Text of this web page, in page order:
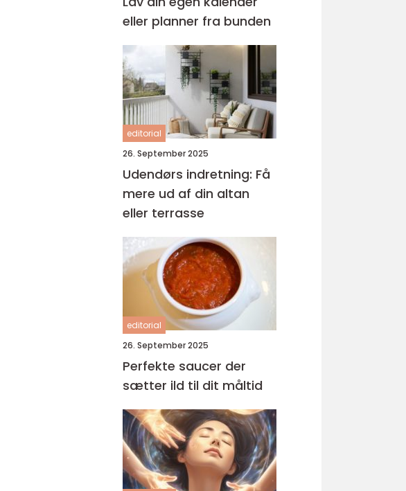
eller planner fra bunden
editorial
26. September 2025
Udendørs indretning: Få
mere ud af din altan
eller terrasse
editorial
26. September 2025
Perfekte saucer der
sætter ild til dit måltid